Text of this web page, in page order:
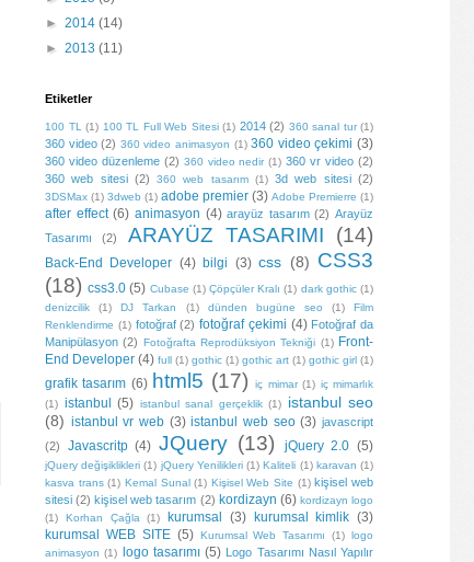
► 2014 (14)
► 2013 (11)
Etiketler
100 TL (1) 100 TL Full Web Sitesi (1) 2014 (2) 360 sanal tur (1)
360 video (2) 360 video animasyon (1) 360 video çekimi (3)
360 video düzenleme (2) 360 video nedir (1) 360 vr video (2)
360 web sitesi (2) 360 web tasarım (1) 3d web sitesi (2)
3DSMax (1) 3dweb (1) adobe premier (3) Adobe Premierre (1)
after effect (6) animasyon (4) arayüz tasarım (2) Arayüz
Tasarımı
(2) ARAYÜZ TASARIMI (14)
Back-End Developer (4) bilgi (3) css (8) CSS3
(18) css3.0 (5) Cubase (1) Çöpçüler Kralı (1) dark gothic (1)
denizcilik
(1) DJ Tarkan (1) dünden bugüne seo (1)
Film
Renklendirme (1) fotoğraf (2) fotoğraf çekimi (4) Fotoğraf da
Manipülasyon (2) Fotoğrafta Reprodüksiyon Tekniği (1) Front-
End Developer (4) full (1) gothic (1) gothic art (1) gothic girl (1)
grafik tasarım (6) html5 (17) iç mimar (1) iç mimarlık
(1) istanbul (5) istanbul sanal gerçeklik (1)
istanbul seo
(8) istanbul vr web (3) istanbul web seo (3) javascript
(2)
Javascritp (4) JQuery (13) jQuery 2.0 (5)
jQuery değişiklikleri (1) jQuery Yenilikleri (1) Kaliteli (1) karavan (1)
kasva trans (1) Kemal Sunal (1) Kişisel Web Site (1) kişisel web
sitesi (2) kişisel web tasarım (2) kordizayn (6) kordizayn logo
(1)
Korhan Çağla (1) kurumsal (3) kurumsal kimlik (3)
kurumsal WEB SITE (5) Kurumsal Web Tasarımı (1) logo
animasyon (1) logo tasarımı (5) Logo Tasarımı Nasıl Yapılır